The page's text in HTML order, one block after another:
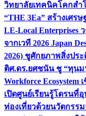
วิทยาลัยเทคนิคโคกสำ
“THE 3Ea” สร้างเศร
LE-Local Enterprises
จากเวที 2026 Japan
2026) ชูศักยภาพสิ่งปร
ติศ.ดร.ยศชนัน ชู “ทุนม
Workforce
เปิดศูนย์เรียนรู้โดรนที่
ท่องเที่ยวด้วยนวัตกรรม